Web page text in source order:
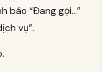
báo “Đang gọi…”
vụ”.